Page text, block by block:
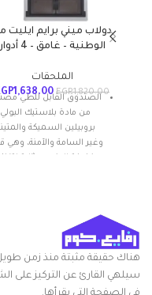
دولاب ميني برايم ايليت
الوطنية – غامق – 4 أدوار
الملحقات
EGP1,820.00
1,638.00
الصندوق القابل للطي
من مادة بلاستيك البولي
بروبيلين السميكة
وغير السامة والآمنة، وهي
سهل الاستخدام و
أنقى المواد
تصميم مبتكر مع فتحة
هناك حقيقة مثبتة منذ زمن
سيلهي القارئ عن التركيز على